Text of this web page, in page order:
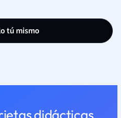
tú mismo